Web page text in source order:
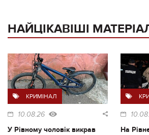
НАЙЦІКАВІШІ
КРИМІНАЛ
10.08.26
У Рівному чоловік викрав
На